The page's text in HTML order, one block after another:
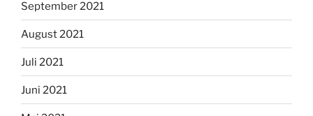
September 2021
August 2021
Juli 2021
Juni 2021